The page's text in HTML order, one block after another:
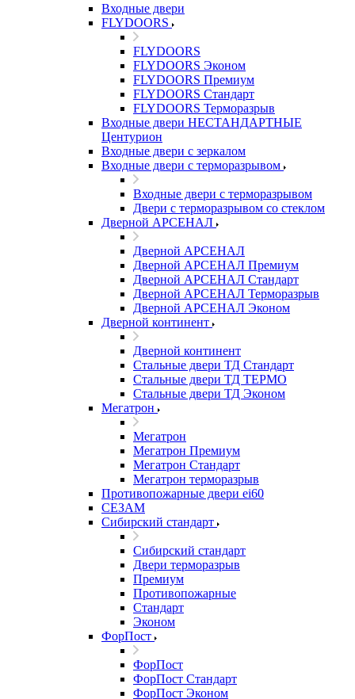
Входные двери
FLYDOORS
FLYDOORS
FLYDOORS Эконом
FLYDOORS Премиум
FLYDOORS Стандарт
FLYDOORS Терморазрыв
Входные двери НЕСТАНДАРТНЫЕ
Центурион
Входные двери с зеркалом
Входные двери с терморазрывом
Входные двери с терморазрывом
Двери с терморазрывом со стеклом
Дверной АРСЕНАЛ
Дверной АРСЕНАЛ
Дверной АРСЕНАЛ Премиум
Дверной АРСЕНАЛ Стандарт
Дверной АРСЕНАЛ Терморазрыв
Дверной АРСЕНАЛ Эконом
Дверной континент
Дверной континент
Стальные двери ТД Стандарт
Стальные двери ТД ТЕРМО
Стальные двери ТД Эконом
Мегатрон
Мегатрон
Мегатрон Премиум
Мегатрон Стандарт
Мегатрон терморазрыв
Противопожарные двери ei60
СЕЗАМ
Сибирский стандарт
Сибирский стандарт
Двери терморазрыв
Премиум
Противопожарные
Стандарт
Эконом
ФорПост
ФорПост
ФорПост Стандарт
ФорПост Эконом